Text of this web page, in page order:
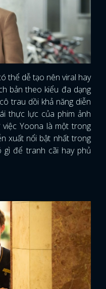
thể dễ tạo nên viral hay
bản theo kiểu đa dạng
trau dồi khả năng diễn
thực lực của phim ảnh
Yoona là một trong
xuất nổi bật nhất trong
để tranh cãi hay phủ